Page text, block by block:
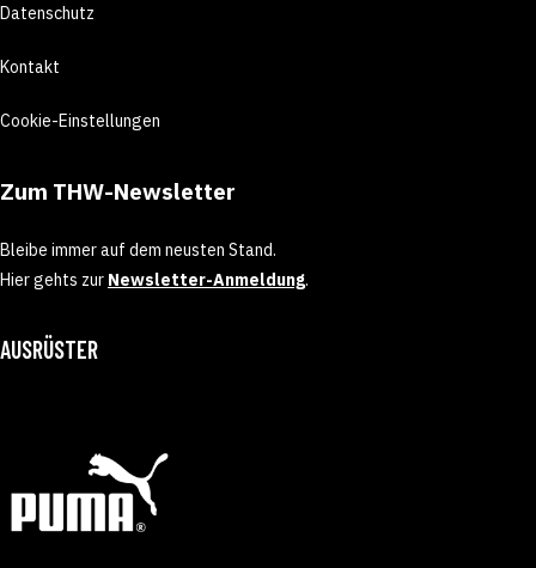
Datenschutz
Kontakt
Cookie-Einstellungen
Zum THW-Newsletter
Bleibe immer auf dem neusten Stand.
Hier gehts zur Newsletter-Anmeldung.
AUSRÜSTER